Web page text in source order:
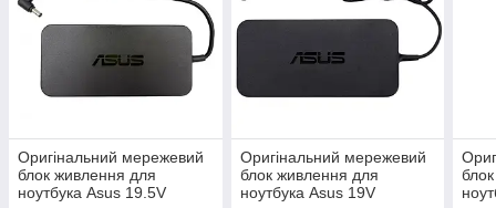
Оригінальний мережевий
блок живлення для
ноутбука Asus 19.5V
Оригінальний мережевий
блок живлення для
ноутбука Asus 19V